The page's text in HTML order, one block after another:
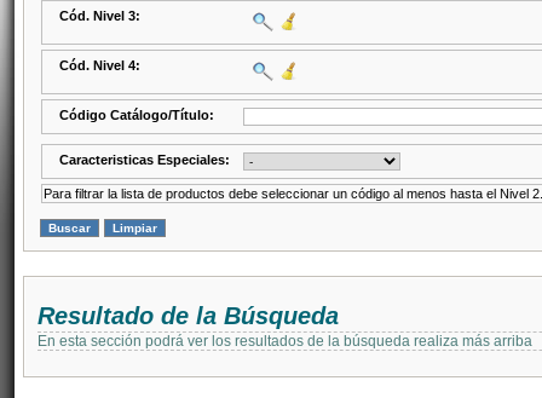
Cód. Nivel 3:
Cód. Nivel 4:
Código Catálogo/Título:
Caracteristicas Especiales:
Para filtrar la lista de productos debe seleccionar un código al menos hasta el Nivel 2.
Resultado de la Búsqueda
En esta sección podrá ver los resultados de la búsqueda realiza más arriba